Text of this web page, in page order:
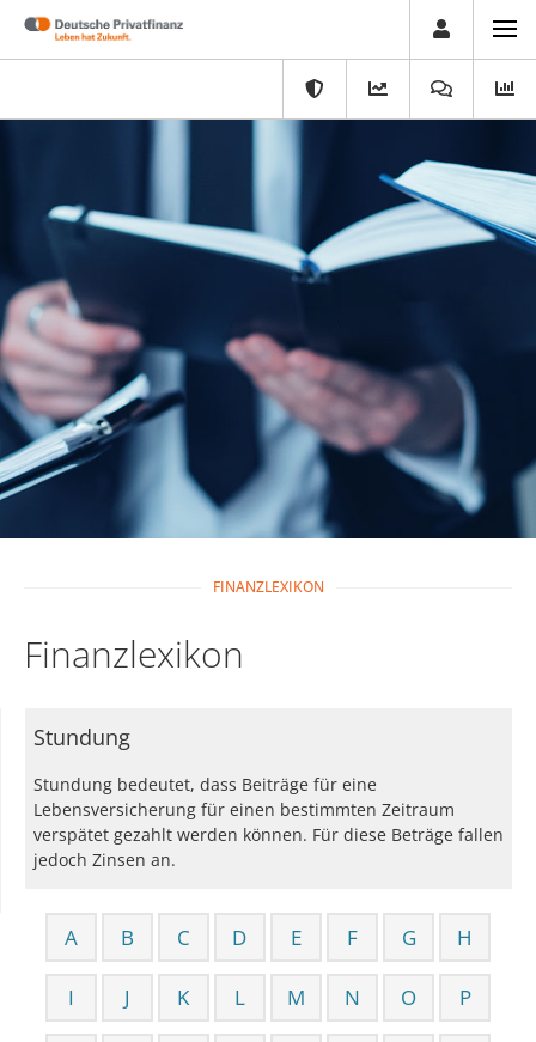
FINANZLEXIKON
Finanzlexikon
A B C D E F G H
I J K L M N O P
Stundung
Stundung bedeutet, dass Beiträge für eine
Lebensversicherung für einen bestimmten Zeitraum
verspätet gezahlt werden können. Für diese Beträge fallen
jedoch Zinsen an.